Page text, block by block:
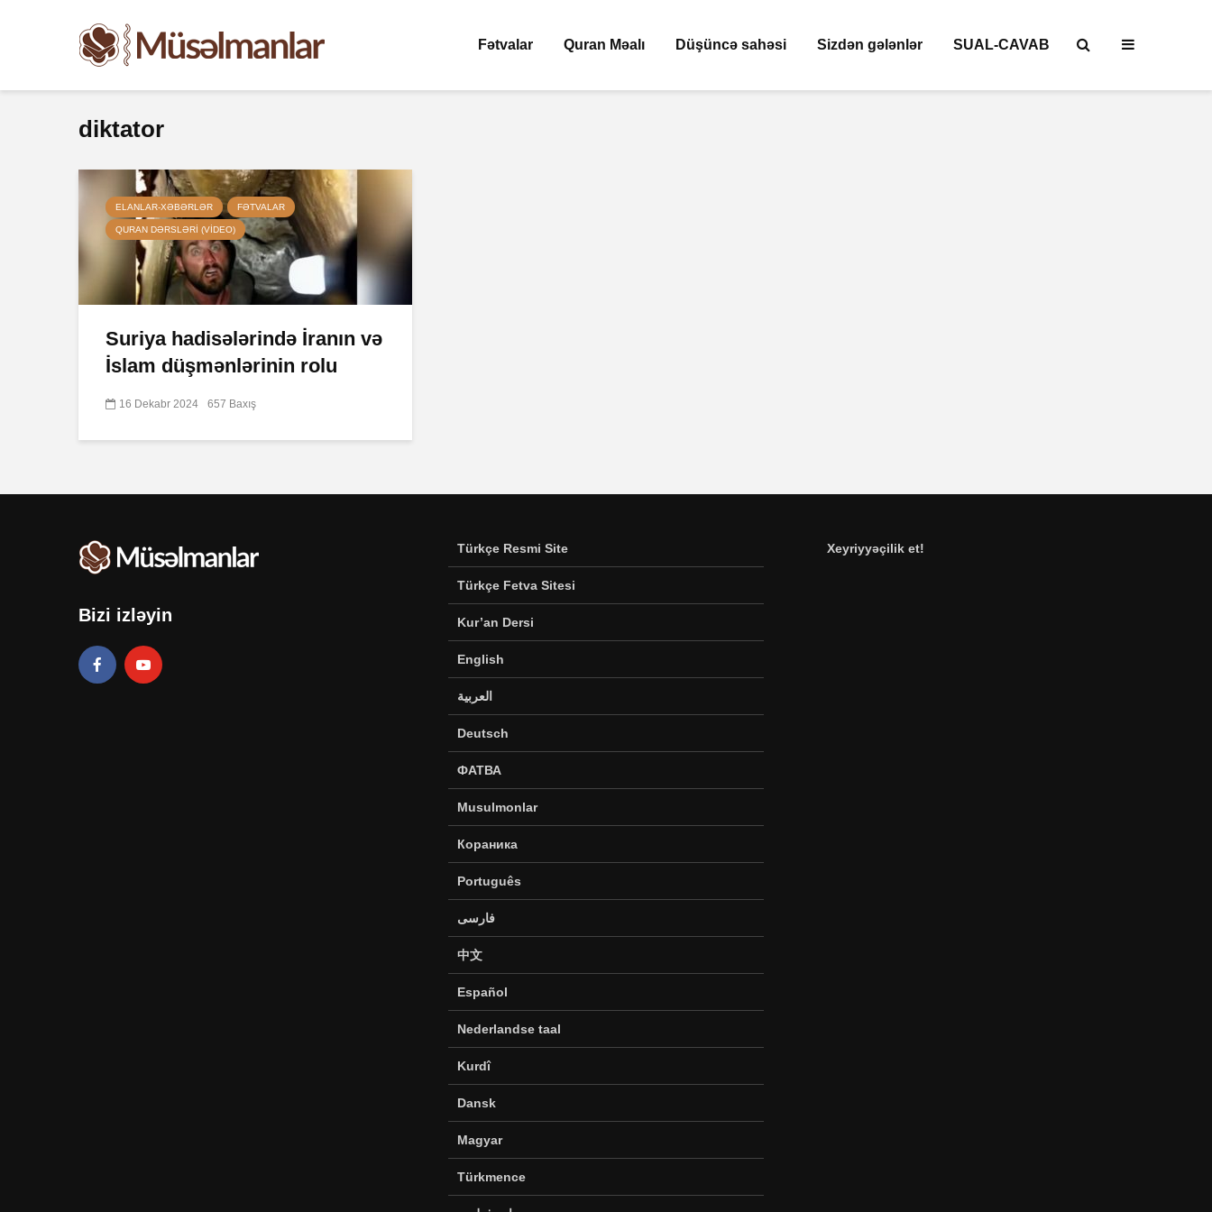
Fətvalar Quran Məalı Düşüncə sahəsi Sizdən gələnlər SUAL-CAVAB
diktator
ELANLAR-XƏBƏRLƏR FƏTVALAR
QURAN DƏRSLƏRI (VIDEO)
Suriya hadisələrində İranın və
İslam düşmənlərinin rolu
16 Dekabr 2024 657 Baxış
Bizi izləyin
Türkçe Resmi Site
Türkçe Fetva Sitesi
Kur’an Dersi
English
العربية
Deutsch
ФАТВА
Musulmonlar
Кораника
Português
فارسی
中文
Español
Nederlandse taal
Kurdî
Dansk
Magyar
Türkmence
Xeyriyyəçilik et!